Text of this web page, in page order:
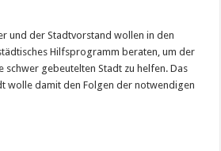
und der Stadtvorstand wollen in den
Hilfsprogramm beraten, um der
schwer gebeutelten Stadt zu helfen. Das
wolle damit den Folgen der notwendigen